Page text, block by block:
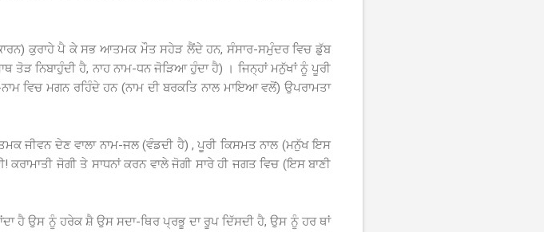
ਕੁਰਾਹੇ ਪੈ ਕੇ ਸਭ ਆਤਮਕ ਮੌਤ ਸਹੇੜ ਲੈਂਦੇ ਹਨ, ਸੰਸਾਰ-ਸਮੁੰਦਰ ਵਿਚ ਡੁੱਬ
ਤੋੜ ਨਿਬਾਹੁੰਦੀ ਹੈ, ਨਾਹ ਨਾਮ-ਧਨ ਜੋੜਿਆ ਹੁੰਦਾ ਹੈ) । ਜਿਨ੍ਹਾਂ ਮਨੁੱਖਾਂ ਨੂੰ ਪੂਰੀ
ਵਿਚ ਮਗਨ ਰਹਿੰਦੇ ਹਨ (ਨਾਮ ਦੀ ਬਰਕਤਿ ਨਾਲ ਮਾਇਆ ਵਲੋਂ) ਉਪਰਾਮਤਾ
ਜੀਵਨ ਦੇਣ ਵਾਲਾ ਨਾਮ-ਜਲ (ਵੰਡਦੀ ਹੈ) , ਪੂਰੀ ਕਿਸਮਤ ਨਾਲ (ਮਨੁੱਖ ਇਸ
ਕਰਾਮਾਤੀ ਜੋਗੀ ਤੇ ਸਾਧਨਾਂ ਕਰਨ ਵਾਲੇ ਜੋਗੀ ਸਾਰੇ ਹੀ ਜਗਤ ਵਿਚ (ਇਸ ਬਾਣੀ
ਹੈ ਉਸ ਨੂੰ ਹਰੇਕ ਸ਼ੈ ਉਸ ਸਦਾ-ਥਿਰ ਪ੍ਰਭੂ ਦਾ ਰੂਪ ਦਿੱਸਦੀ ਹੈ, ਉਸ ਨੂੰ ਹਰ ਥਾਂ